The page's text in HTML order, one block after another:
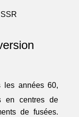
années 60,
en centres de
de fusées.